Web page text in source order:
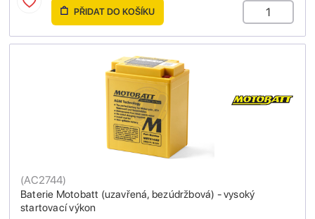
PŘIDAT DO KOŠÍKU
Baterie Motobatt (uzavřená, bezúdržbová) - vysoký
startovací výkon
(AC2744)